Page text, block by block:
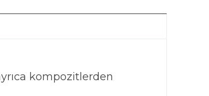
kompozitlerden